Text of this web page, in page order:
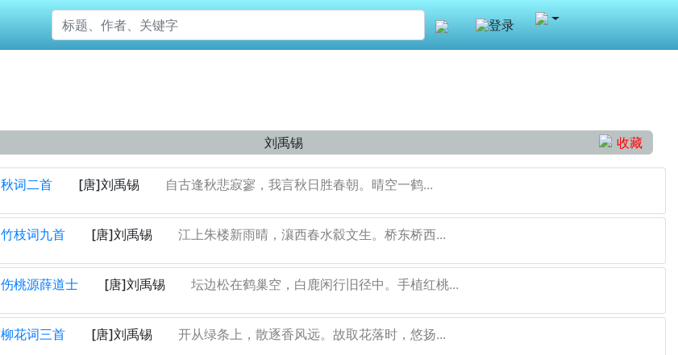
登录
刘禹锡 收藏
秋词二首 [唐]刘禹锡 自古逢秋悲寂寥，我言秋日胜春朝。晴空一鹤...
竹枝词九首 [唐]刘禹锡 江上朱楼新雨晴，瀼西春水縠文生。桥东桥西...
伤桃源薛道士 [唐]刘禹锡 坛边松在鹤巢空，白鹿闲行旧径中。手植红桃...
柳花词三首 [唐]刘禹锡 开从绿条上，散逐香风远。故取花落时，悠扬...